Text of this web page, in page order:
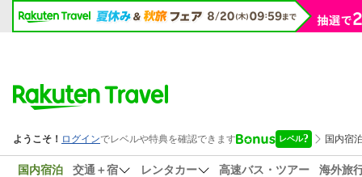
国内宿泊 交通＋宿 レンタカー 高速バス・ツアー
海外旅